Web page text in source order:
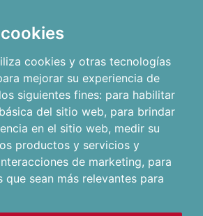
cookies y otras tecnologías
mejorar su experiencia de
siguientes fines: para habilitar
del sitio web, para brindar
en el sitio web, medir su
productos y servicios y
de marketing, para
que sean más relevantes para